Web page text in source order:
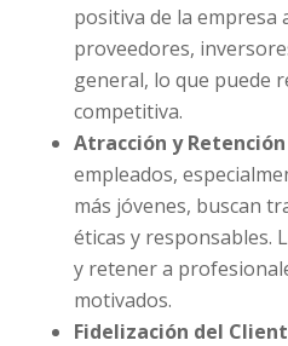
positiva de la empresa
proveedores,
general, lo que puede
competitiva.
Atracción y
empleados,
más jóvenes, buscan
éticas y responsables.
y retener a
motivados.
Fidelización del